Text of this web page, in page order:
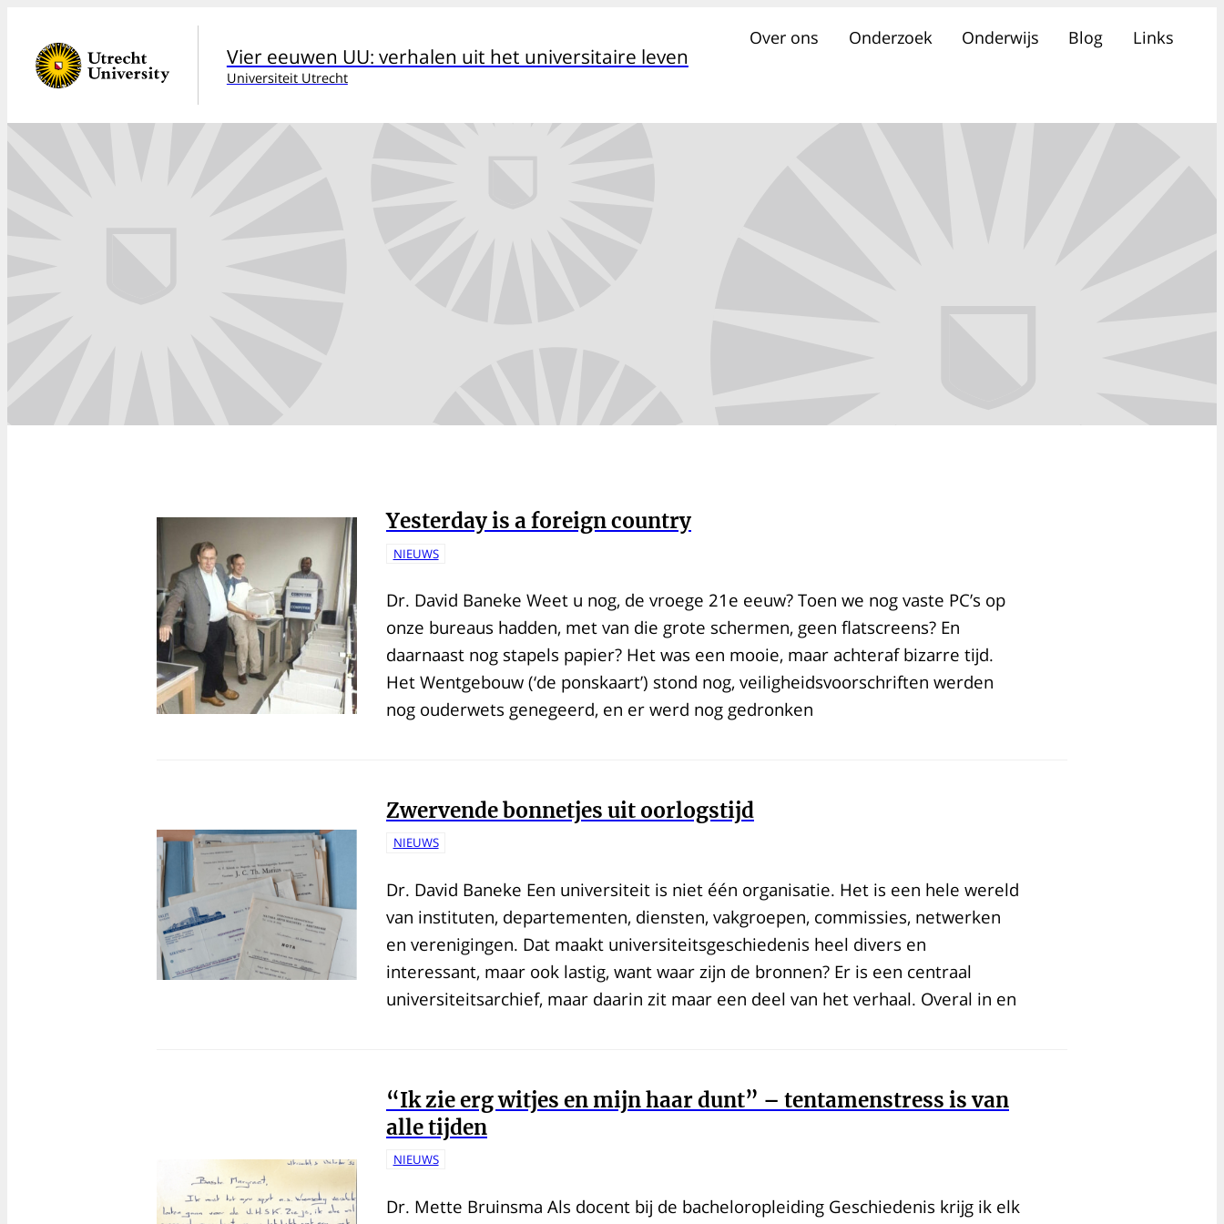
Vier eeuwen UU: verhalen uit het universitaire leven
Universiteit Utrecht
Over ons Onderzoek Onderwijs Blog Links
Yesterday is a foreign country
NIEUWS
Dr. David Baneke Weet u nog, de vroege 21e eeuw? Toen we nog vaste PC’s op
onze bureaus hadden, met van die grote schermen, geen flatscreens? En
daarnaast nog stapels papier? Het was een mooie, maar achteraf bizarre tijd.
Het Wentgebouw (‘de ponskaart’) stond nog, veiligheidsvoorschriften werden
nog ouderwets genegeerd, en er werd nog gedronken
Zwervende bonnetjes uit oorlogstijd
NIEUWS
Dr. David Baneke Een universiteit is niet één organisatie. Het is een hele wereld
van instituten, departementen, diensten, vakgroepen, commissies, netwerken
en verenigingen. Dat maakt universiteitsgeschiedenis heel divers en
interessant, maar ook lastig, want waar zijn de bronnen? Er is een centraal
universiteitsarchief, maar daarin zit maar een deel van het verhaal. Overal in en
“Ik zie erg witjes en mijn haar dunt” – tentamenstress is van
alle tijden
NIEUWS
Dr. Mette Bruinsma Als docent bij de bacheloropleiding Geschiedenis krijg ik elk